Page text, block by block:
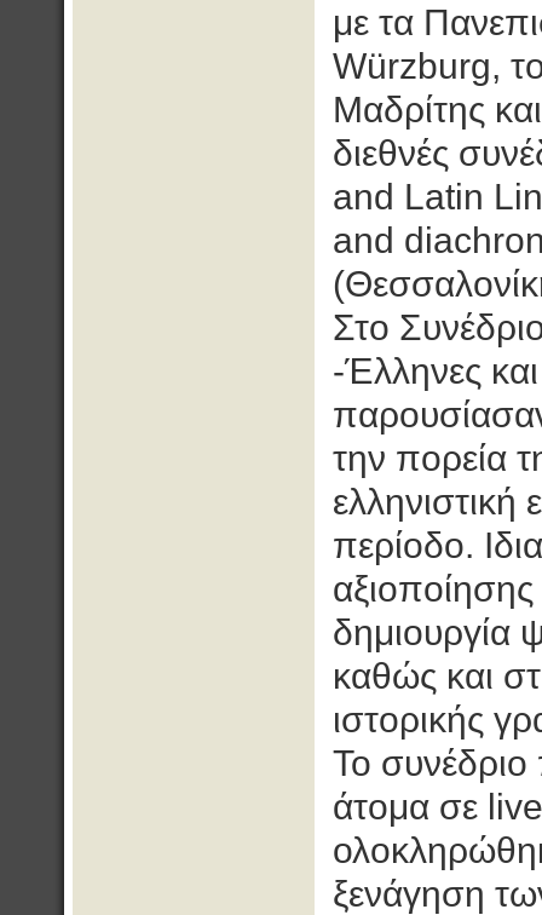
με τα
Würzburg,
Μαδρίτης
διεθνές
and Latin
and
Στο
-Έλληνες και
την πορεία
περίοδο.
δημιουργία
καθώς και
ιστορικής
Το
άτομα σε
ξενάγηση